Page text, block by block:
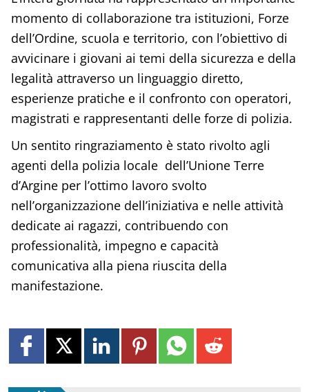
momento di collaborazione tra istituzioni, Forze
dell’Ordine, scuola e territorio, con l’obiettivo di
avvicinare i giovani ai temi della sicurezza e della
legalità attraverso un linguaggio diretto,
esperienze pratiche e il confronto con operatori,
magistrati e rappresentanti delle forze di polizia.
Un sentito ringraziamento è stato rivolto agli
agenti della polizia locale dell’Unione Terre
d’Argine per l’ottimo lavoro svolto
nell’organizzazione dell’iniziativa e nelle attività
dedicate ai ragazzi, contribuendo con
professionalità, impegno e capacità
comunicativa alla piena riuscita della
manifestazione.